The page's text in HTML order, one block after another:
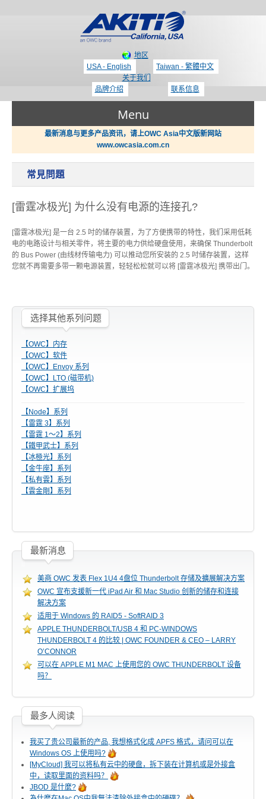
地区
USA - English
Taiwan - 繁體中文
关于我们
品牌介绍
联系信息
Menu
显示适配器 / PCIe 扩展盒
携带型 - 储存区
桌上型 - 储存区
配件类 - 专区
重要公告
活动讯息
相关报导
获奖讯息
支持
技术支持
固件 / 驱动程序
哪里买？
最新消息与更多产品资讯，请上OWC Asia中文版新网站
www.owcasia.com.cn
常見問題
[雷霆冰极光] 为什么没有电源的连接孔?
[雷霆冰极光] 是一台 2.5 吋的储存装置，为了方便携带的特性，我们采用低耗
电的电路设计与相关零件，将主要的电力供给硬盘使用，来确保 Thunderbolt
的 Bus Power (由线材传输电力) 可以推动您所安装的 2.5 吋储存装置，这样
您就不再需要多带一颗电源装置，轻轻松松就可以将 [雷霆冰极光] 携带出门。
选择其他系列问题
【OWC】内存
【OWC】软件
【OWC】Envoy 系列
【OWC】LTO (磁带机)
【OWC】扩展坞
【Node】系列
【雷霆 3】系列
【雷霆 1～2】系列
【鐵甲武士】系列
【冰極光】系列
【金牛座】系列
【私有雲】系列
【雲金剛】系列
最新消息
美商 OWC 发表 Flex 1U4 4盘位 Thunderbolt 存储及擴展解决方案
OWC 宣布支援新一代 iPad Air 和 Mac Studio 创新的储存和连接
解决方案
适用于 Windows 的 RAID5 - SoftRAID 3
APPLE THUNDERBOLT/USB 4 和 PC-WINDOWS
THUNDERBOLT 4 的比较 | OWC FOUNDER & CEO – LARRY
O’CONNOR
可以在 APPLE M1 MAC 上使用您的 OWC THUNDERBOLT 设备
吗？
最多人阅读
我买了贵公司最新的产品, 我想格式化成 APFS 格式，请问可以在
Windows OS 上使用吗?
[MyCloud] 我可以将私有云中的硬盘，拆下装在计算机或是外接盒
中，读取里面的资料吗？
JBOD 是什麼?